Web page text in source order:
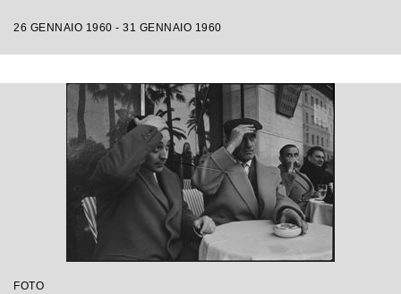
26 GENNAIO 1960 - 31 GENNAIO 1960
FOTO